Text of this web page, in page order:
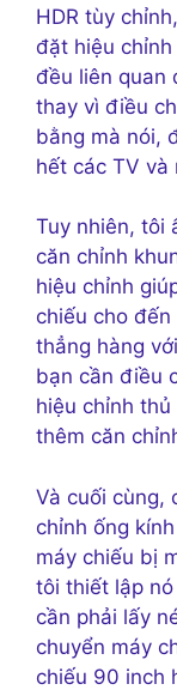
HDR tùy
đặt hiệu
đều liên quan
thay vì điều
bằng mà nói,
hết các TV và
Tuy nhiên, tôi
căn chỉnh
hiệu chỉnh
chiếu cho
thẳng hàng
bạn cần điều
hiệu chỉnh
thêm căn
Và cuối cùng,
chỉnh ống
máy chiếu bị
tôi thiết lập
cần phải lấy
chuyển máy
chiếu 90 inch